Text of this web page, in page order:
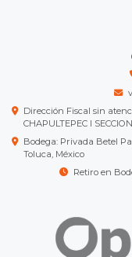
Dirección Fiscal sin
CHAPULTEPEC I
Bodega: Privada Betel
Toluca, México
Retiro en